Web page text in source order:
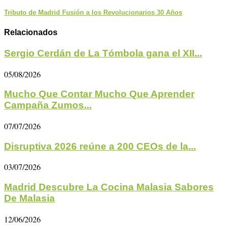
Tributo de Madrid Fusión a los Revolucionarios 30 Años
Relacionados
Sergio Cerdán de La Tómbola gana el XII...
05/08/2026
Mucho Que Contar Mucho Que Aprender
Campaña Zumos...
07/07/2026
Disruptiva 2026 reúne a 200 CEOs de la...
03/07/2026
Madrid Descubre La Cocina Malasia Sabores
De Malasia
12/06/2026